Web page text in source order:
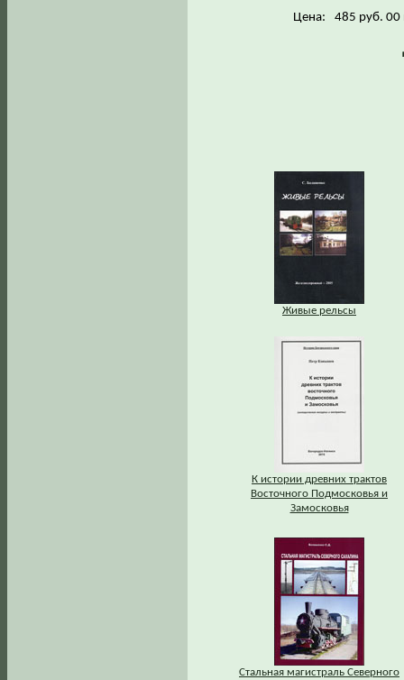
Цена:
485 руб. 00
Живые рельсы
К истории древних трактов
Восточного Подмосковья и
Замосковья
Стальная магистраль Северного